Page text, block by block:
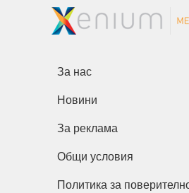
За нас
Новини
За реклама
Общи условия
Политика за